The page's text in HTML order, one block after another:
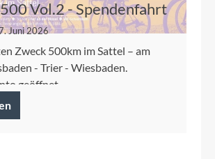
Vol.2 - Spendenfahrt
die Kinderkrebshilfe
Juni 2026
Zweck 500km im Sattel – am
- Trier - Wiesbaden.
geöffnet.